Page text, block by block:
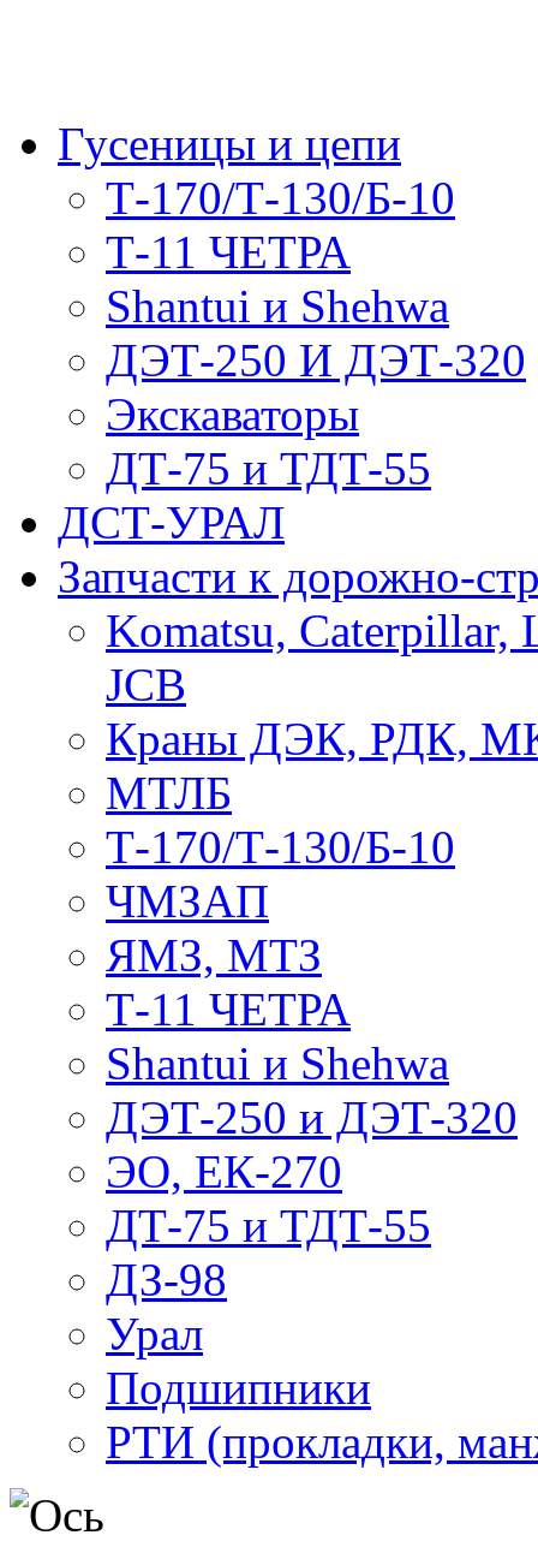
Гусеницы и цепи
Т-170/Т-130/Б-10
Т-11 ЧЕТРА
Shantui и Shehwa
ДЭТ-250 И ДЭТ-320
Экскаваторы
ДТ-75 и ТДТ-55
ДСТ-УРАЛ
Запчасти к дорожно-
Komatsu, Caterpillar,
JCB
Краны ДЭК, РДК,
МТЛБ
Т-170/Т-130/Б-10
ЧМЗАП
ЯМЗ, МТЗ
Т-11 ЧЕТРА
Shantui и Shehwa
ДЭТ-250 и ДЭТ-320
ЭО, ЕК-270
ДТ-75 и ТДТ-55
ДЗ-98
Урал
Подшипники
РТИ (прокладки,